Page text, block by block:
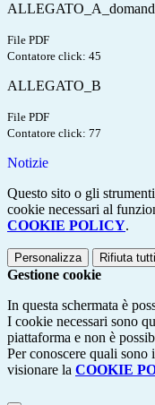
File PDF
Contatore click: 45
ALLEGATO_B
File PDF
Contatore click: 77
Notizie
Questo sito o gli
cookie necessari al
COOKIE POLICY.
Personalizza Rifiuta tutti
Gestione cookie
In questa schermata è
I cookie necessari sono
piattaforma e non è
Per conoscere quali sono
visionare la COOKIE